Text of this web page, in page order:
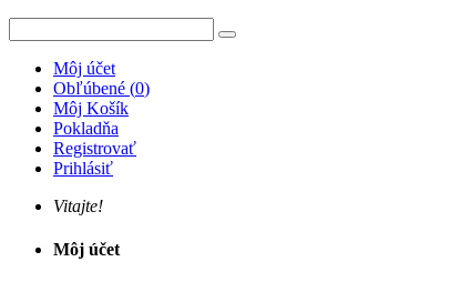
Môj účet
Obľúbené (0)
Môj Košík
Pokladňa
Registrovať
Prihlásiť
Vitajte!
Môj účet